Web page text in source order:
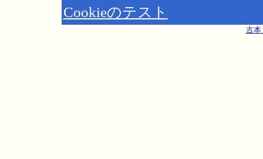
Cookieのテスト
古本